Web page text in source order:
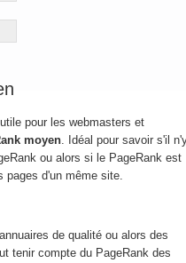
pour les webmasters et
moyen. Idéal pour savoir s'il
ou alors si le PageRank est
pages d'un même site.
de qualité ou alors des
tenir compte du PageRank des